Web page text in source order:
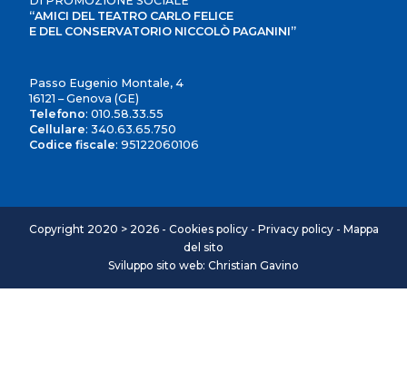
“AMICI DEL TEATRO CARLO FELICE
E DEL CONSERVATORIO NICCOLÒ PAGANINI”
Passo Eugenio Montale, 4
16121 – Genova (GE)
Telefono:010.58.33.55
Cellulare:340.63.65.750
Codice fiscale: 95122060106
Copyright 2020 > 2026 - Cookies policy- Privacy policy- Mappa
del sito
Sviluppo sito web: Christian Gavino